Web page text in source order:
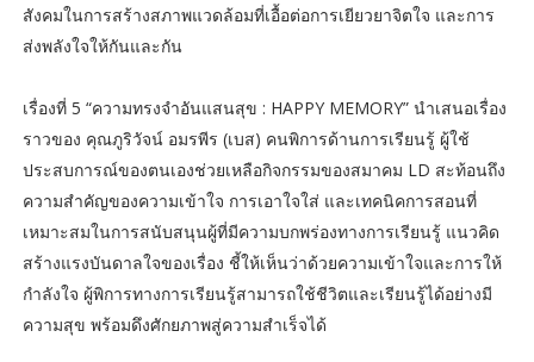
สังคมในการสร้างสภาพแวดล้อมที่เอื้อต่อการเยียวยาจิตใจ และการ
ส่งพลังใจให้กันและกัน
เรื่องที่ 5 “ความทรงจำอันแสนสุข : HAPPY MEMORY” นำเสนอเรื่อง
ราวของ คุณภูริวัจน์ อมรพีร (เบส) คนพิการด้านการเรียนรู้ ผู้ใช้
ประสบการณ์ของตนเองช่วยเหลือกิจกรรมของสมาคม LD สะท้อนถึง
ความสำคัญของความเข้าใจ การเอาใจใส่ และเทคนิคการสอนที่
เหมาะสมในการสนับสนุนผู้ที่มีความบกพร่องทางการเรียนรู้ แนวคิด
สร้างแรงบันดาลใจของเรื่อง ชี้ให้เห็นว่าด้วยความเข้าใจและการให้
กำลังใจ ผู้พิการทางการเรียนรู้สามารถใช้ชีวิตและเรียนรู้ได้อย่างมี
ความสุข พร้อมดึงศักยภาพสู่ความสำเร็จได้